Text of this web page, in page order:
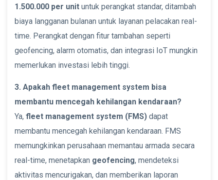
1.500.000 per unit untuk perangkat standar, ditambah
biaya langganan bulanan untuk layanan pelacakan real-
time. Perangkat dengan fitur tambahan seperti
geofencing, alarm otomatis, dan integrasi IoT mungkin
memerlukan investasi lebih tinggi.
3. Apakah fleet management system bisa
membantu mencegah kehilangan kendaraan?
Ya, fleet management system (FMS) dapat
membantu mencegah kehilangan kendaraan. FMS
memungkinkan perusahaan memantau armada secara
real-time, menetapkan geofencing, mendeteksi
aktivitas mencurigakan, dan memberikan laporan